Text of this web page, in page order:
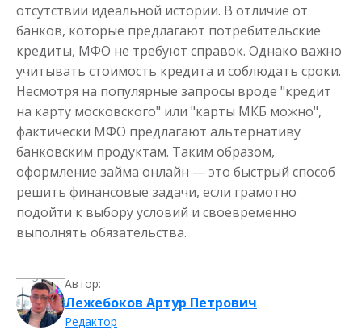
Деньги до зарплаты
Сумма до50 000₽
Срок от 1до 21 дня
Получить
отсутствии идеальной истории. В отличие от
банков, которые предлагают потребительские
кредиты, МФО не требуют справок. Однако важно
учитывать стоимость кредита и соблюдать сроки.
Несмотря на популярные запросы вроде "кредит
на карту московского" или "карты МКБ можно",
фактически МФО предлагают альтернативу
банковским продуктам. Таким образом,
оформление займа онлайн — это быстрый способ
решить финансовые задачи, если грамотно
подойти к выбору условий и своевременно
выполнять обязательства.
Автор:
Лежебоков Артур Петрович
Редактор